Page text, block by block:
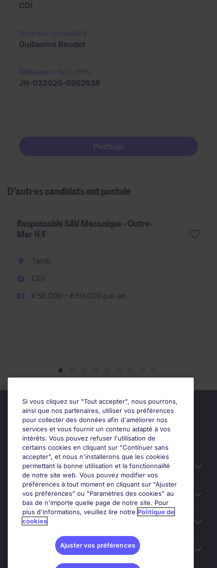
CDI
Guillaume Boudet
JN-032026-6982638
Postuler
D’autres candidats ont postulé
Responsable SAV Mécanique - Outre-
Mer H/F
Tahiti
CDI
€50.000 - €60.000 par an
Candidats
Entreprises
Contact
Les avis Google
Si vous cliquez sur "Tout accepter", nous pourrons,
ainsi que nos partenaires, utiliser vos préférences
pour collecter des données afin d'améliorer nos
services et vous fournir un contenu adapté à vos
intérêts. Vous pouvez refuser l'utilisation de
certains cookies en cliquant sur "Continuer sans
accepter", et nous n'installerons que les cookies
permettant la bonne utilisation et la fonctionnalité
de notre site web. Vous pouvez modifier vos
préférences à tout moment en cliquant sur "Ajuster
vos préférences" ou "Paramètres des cookies" au
bas de n'importe quelle page de notre site. Pour
plus d'informations, veuillez lire notre Politique de
cookies
Ajuster vos préférences